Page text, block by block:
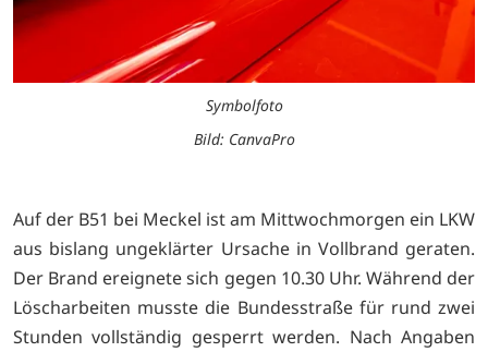
Symbolfoto
Bild: CanvaPro
Auf der B51 bei Meckel ist am Mittwochmorgen ein LKW
aus bislang ungeklärter Ursache in Vollbrand geraten.
Der Brand ereignete sich gegen 10.30 Uhr. Während der
Löscharbeiten musste die Bundesstraße für rund zwei
Stunden vollständig gesperrt werden. Nach Angaben